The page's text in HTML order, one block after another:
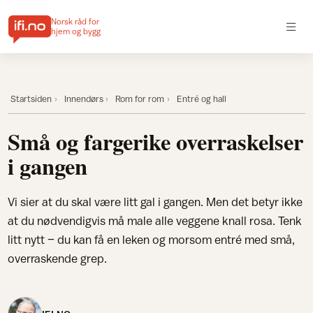
Norsk råd for
hjem og bygg
Startsiden Innendørs Rom for rom Entré og hall
Små og fargerike overraskelser
i gangen
Vi sier at du skal være litt gal i gangen. Men det betyr ikke
at du nødvendigvis må male alle veggene knall rosa. Tenk
litt nytt – du kan få en leken og morsom entré med små,
overraskende grep.